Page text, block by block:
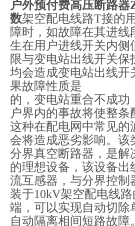
户外预付费高压断路器
数架空配电线路T接的
障时，如故障在其进线
生在用户进线开关内侧
限与变电站出线开关保
均会造成变电站出线开
果故障性质是
的，变电站重合不成功
户界内的事故将使整条
这种在配电网中常见的
会将造成恶劣影响。该
分界真空断路器，是解
的理想设备，该设备出
流互感器，与分界控制
装于10kV架空配电线
端，可以实现自动切除
自动隔离相间短路故障